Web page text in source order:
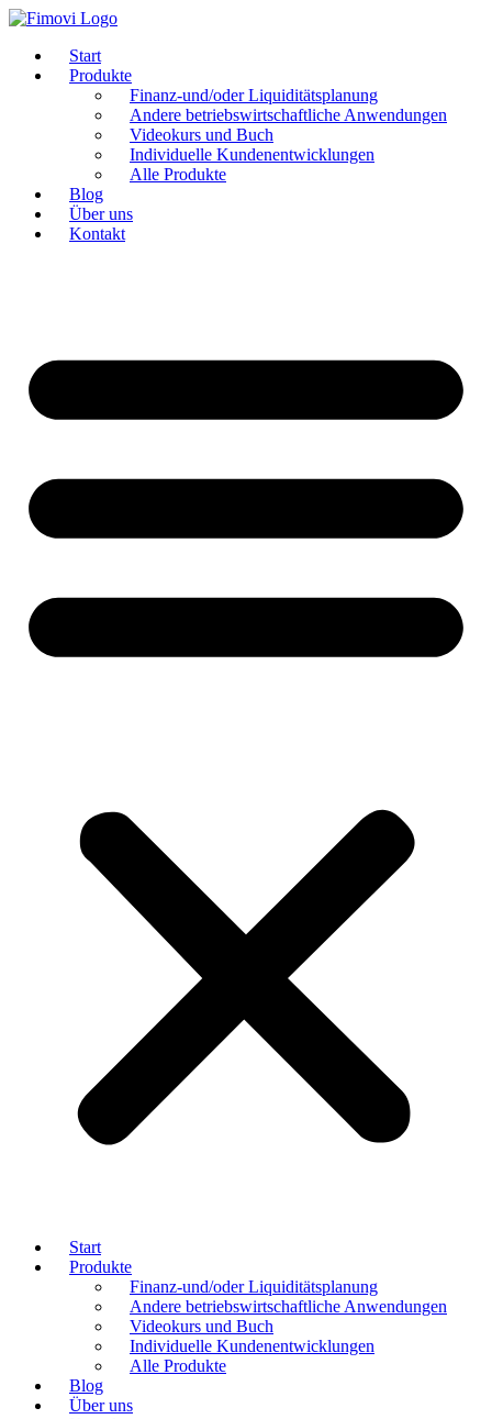
Zum
springen
Start
Produkte
Finanz-und/oder Liquiditätsplanung
Andere betriebswirtschaftliche Anwendungen
Videokurs und Buch
Individuelle Kundenentwicklungen
Alle Produkte
Blog
Über uns
Kontakt
Start
Produkte
Finanz-und/oder Liquiditätsplanung
Andere betriebswirtschaftliche Anwendungen
Videokurs und Buch
Individuelle Kundenentwicklungen
Alle Produkte
Blog
Über uns